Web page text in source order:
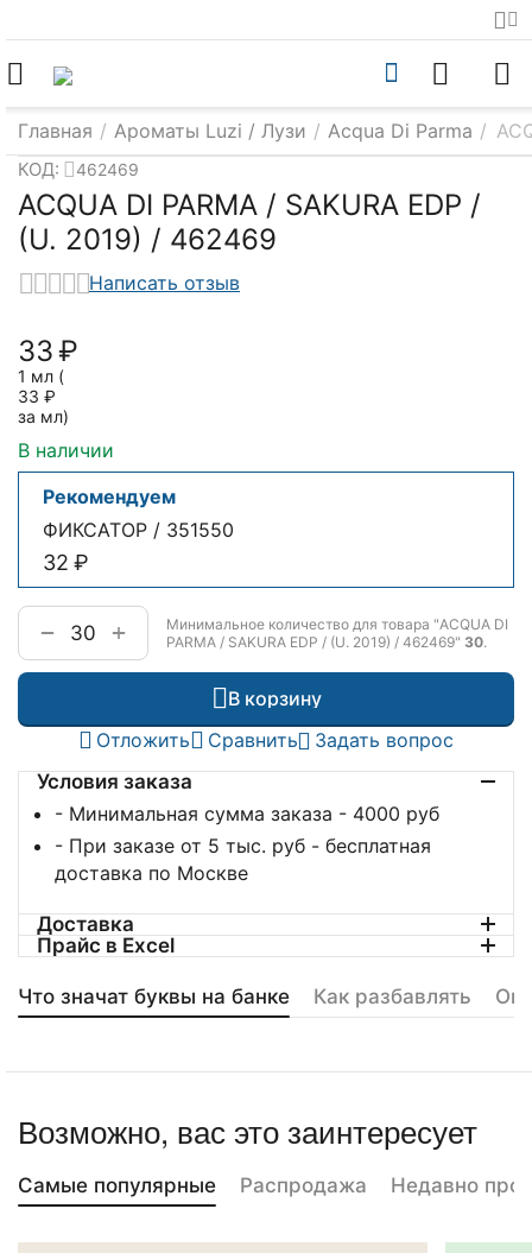
Главная / Ароматы Luzi / Лузи / Acqua Di Parma /
КОД: 462469
ACQUA DI PARMA / SAKURA EDP /
(U. 2019) / 462469
Написать отзыв
‍33‍₽
1 мл (
33 ₽
за мл)
В наличии
Рекомендуем
ФИКСАТОР / 351550
‍32‍ ₽
+
−
Минимальное количество для товара "ACQUA DI
PARMA / SAKURA EDP / (U. 2019) / 462469" 30.
В корзину
Отложить
Сравнить
Задать вопрос
Условия заказа
- Минимальная сумма заказа - 4000 руб
- При заказе от 5 тыс. руб - бесплатная
доставка по Москве
Доставка
Прайс в Excel
Что значат буквы на банке Как разбавлять
Возможно, вас это заинтересует
Самые популярные Распродажа Недавно